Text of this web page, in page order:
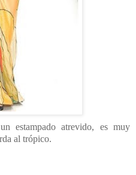
estampado atrevido, es muy
al trópico.